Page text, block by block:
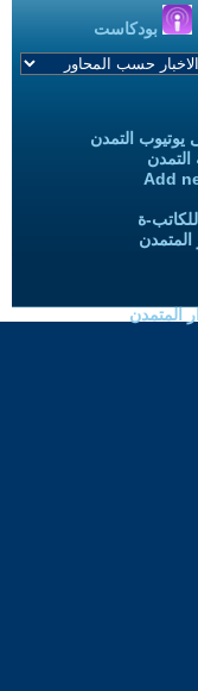
بودكاست
يوتيوب التمدن
Add
ة
المتمدن